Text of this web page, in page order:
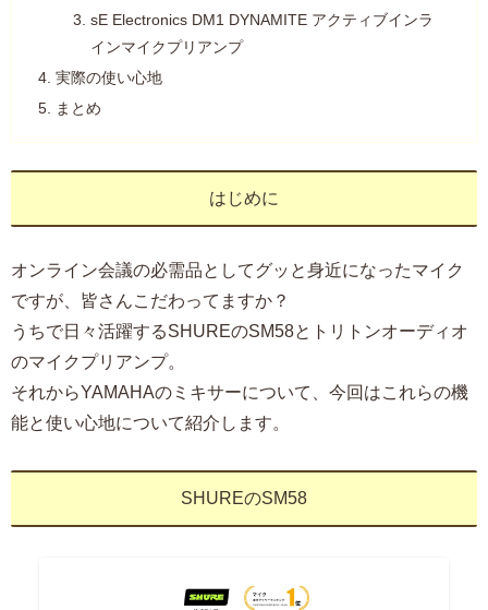
sE Electronics DM1 DYNAMITE アクティブインラ
インマイクプリアンプ
実際の使い心地
まとめ
はじめに
オンライン会議の必需品としてグッと身近になったマイク
ですが、皆さんこだわってますか？
うちで日々活躍するSHUREのSM58とトリトンオーディオ
のマイクプリアンプ。
それからYAMAHAのミキサーについて、今回はこれらの機
能と使い心地について紹介します。
SHUREのSM58